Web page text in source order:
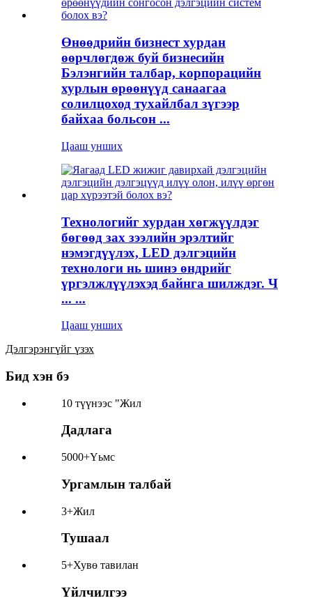
Өнөөдрийн бизнест хурдан
өөрчлөгдөж буй бизнесийн
Бэлэнгийн талбар, корпорацийн
хурлын өрөөнүүд санаагаа
солилцоход тухайлбал зүгээр
байхаа больсон ...
Цааш унших
Технологийг хурдан хөгжүүлдэг
бөгөөд зах зээлийн эрэлтийг
нэмэгдүүлэх, LED дэлгэцийн
технологи нь шинэ өндрийг
үргэлжлүүлэхэд байнга шилждэг. Ч
... ...
Цааш унших
Дэлгэрэнгүйг үзэх
Бид хэн бэ
10 түүнээс "Жил
Дадлага
5000+Үьмс
Ургамлын талбай
3+Жил
Тушаал
5+Хувө тавилан
Үйлчилгээ